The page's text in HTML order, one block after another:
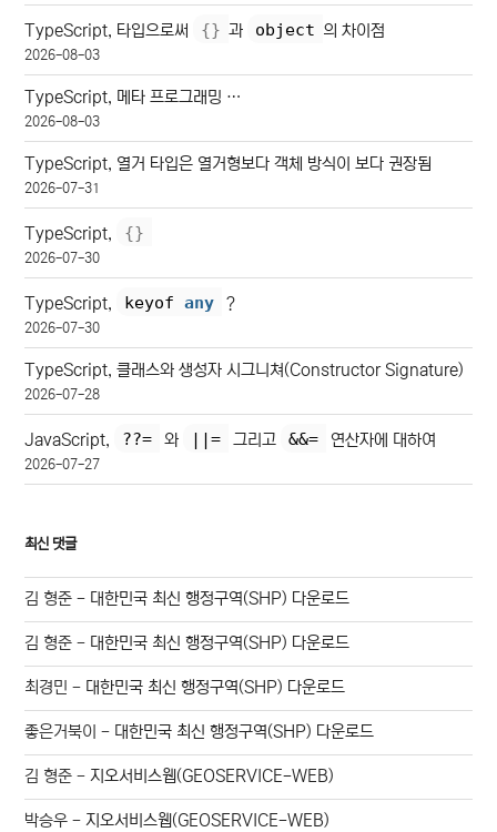
TypeScript, 타입으로써 {} 과 object 의 차이점
2026-08-03
TypeScript, 메타 프로그래밍 …
2026-08-03
TypeScript, 열거 타입은 열거형보다 객체 방식이 보다 권장됨
2026-07-31
TypeScript, {}
2026-07-30
TypeScript, keyof any ?
2026-07-30
TypeScript, 클래스와 생성자 시그니쳐(Constructor Signature)
2026-07-28
JavaScript, ??= 와 ||= 그리고 &&= 연산자에 대하여
2026-07-27
최신 댓글
김 형준 - 대한민국 최신 행정구역(SHP) 다운로드
김 형준 - 대한민국 최신 행정구역(SHP) 다운로드
최경민 - 대한민국 최신 행정구역(SHP) 다운로드
좋은거북이 - 대한민국 최신 행정구역(SHP) 다운로드
김 형준 -지오서비스웹(GEOSERVICE-WEB)
박승우 -지오서비스웹(GEOSERVICE-WEB)